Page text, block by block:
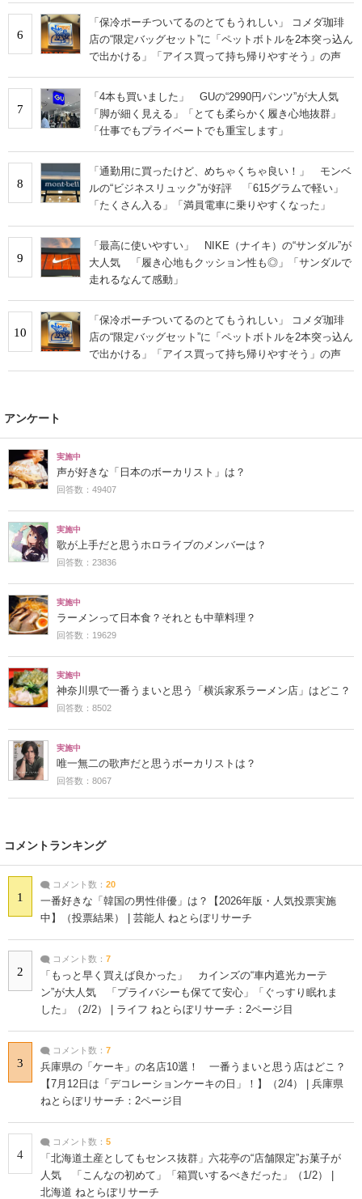
6
「保冷ポーチついてるのとてもうれしい」 コメダ珈琲
店の“限定バッグセット”に「ペットボトルを2本突っ込ん
で出かける」「アイス買って持ち帰りやすそう」の声
7
「4本も買いました」 GUの“2990円パンツ”が大人気
「脚が細く見える」「とても柔らかく履き心地抜群」
「仕事でもプライベートでも重宝します」
8
「通勤用に買ったけど、めちゃくちゃ良い！」 モンベ
ルの“ビジネスリュック”が好評 「615グラムで軽い」
「たくさん入る」「満員電車に乗りやすくなった」
9
「最高に使いやすい」 NIKE（ナイキ）の“サンダル”が
大人気 「履き心地もクッション性も◎」「サンダルで
走れるなんて感動」
10
「保冷ポーチついてるのとてもうれしい」 コメダ珈琲
店の“限定バッグセット”に「ペットボトルを2本突っ込ん
で出かける」「アイス買って持ち帰りやすそう」の声
アンケート
実施中
声が好きな「日本のボーカリスト」は？
回答数：49407
実施中
歌が上手だと思うホロライブのメンバーは？
回答数：23836
実施中
ラーメンって日本食？それとも中華料理？
回答数：19629
実施中
神奈川県で一番うまいと思う「横浜家系ラーメン店」はどこ？
回答数：8502
実施中
唯一無二の歌声だと思うボーカリストは？
回答数：8067
コメントランキング
1
コメント数： 20
一番好きな「韓国の男性俳優」は？【2026年版・人気投票実施
中】（投票結果） | 芸能人 ねとらぼリサーチ
2
コメント数： 7
「もっと早く買えば良かった」 カインズの“車内遮光カーテ
ン”が大人気 「プライバシーも保てて安心」「ぐっすり眠れま
した」（2/2） | ライフ ねとらぼリサーチ：2ページ目
3
コメント数： 7
兵庫県の「ケーキ」の名店10選！ 一番うまいと思う店はどこ？
【7月12日は「デコレーションケーキの日」！】（2/4） | 兵庫県
ねとらぼリサーチ：2ページ目
4
コメント数： 5
「北海道土産としてもセンス抜群」六花亭の“店舗限定”お菓子が
人気 「こんなの初めて」「箱買いするべきだった」（1/2） |
北海道 ねとらぼリサーチ